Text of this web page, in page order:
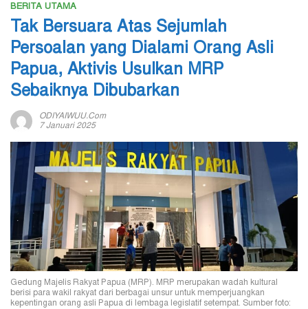
BERITA UTAMA
Tak Bersuara Atas Sejumlah
Persoalan yang Dialami Orang Asli
Papua, Aktivis Usulkan MRP
Sebaiknya Dibubarkan
ODIYAIWUU.com
7 Januari 2025
Gedung Majelis Rakyat Papua (MRP). MRP merupakan wadah kultural
berisi para wakil rakyat dari berbagai unsur untuk memperjuangkan
kepentingan orang asli Papua di lembaga legislatif setempat. Sumber foto: